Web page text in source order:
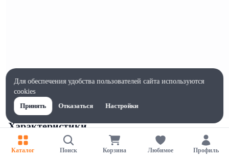
Характеристики
Ширина, мм
190
Каталог Поиск Корзина Любимое Профиль
Для обеспечения удобства пользователей сайта используются
cookies
Принять
Отказаться Настройки